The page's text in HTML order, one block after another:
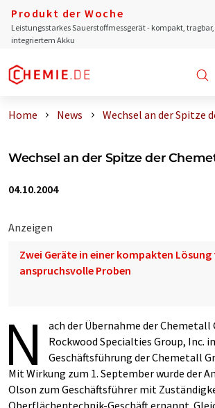
Produkt der Woche
Leistungsstarkes Sauerstoffmessgerät - kompakt,
integriertem Akku
Home News Wechsel an der Spitze
Wechsel an der Spitze der
04.10.2004
Anzeigen
Zwei Geräte in einer kompakten Lösung
anspruchsvolle Proben
N
ach der Übernahme der Chemetall
Rockwood Specialties Group, Inc.
Geschäftsführung der Chemetall
Mit Wirkung zum 1. September wurde der
Olson zum Geschäftsführer mit
Oberflächentechnik-Geschäft ernannt.